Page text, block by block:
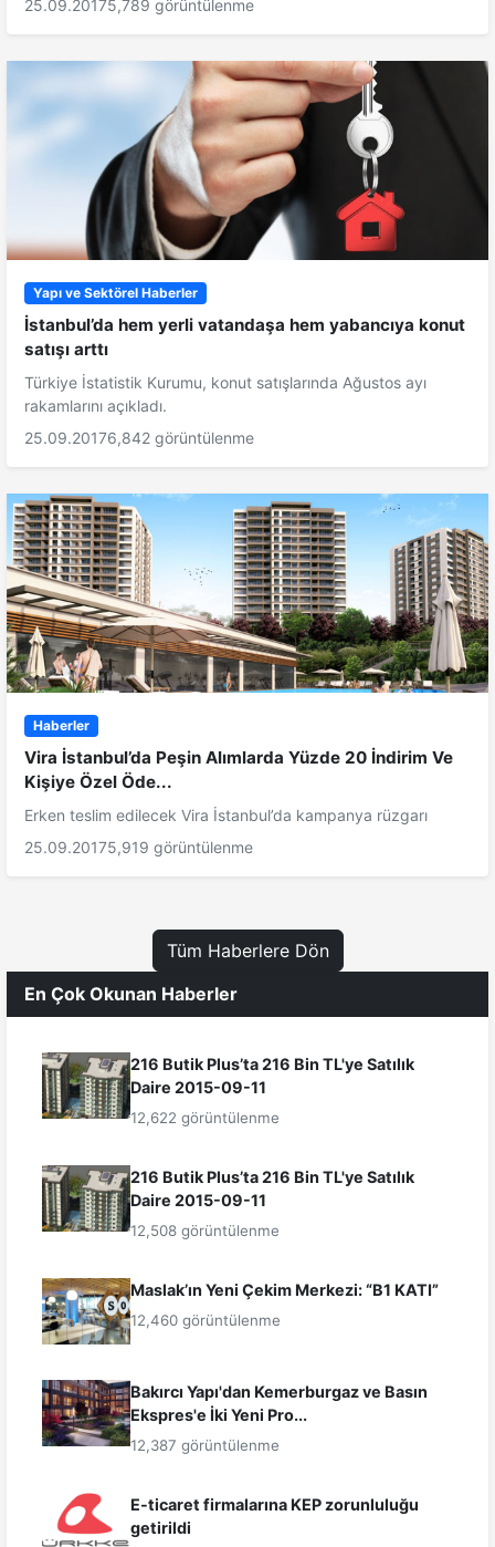
25.09.20175,789 görüntülenme
Yapı ve Sektörel Haberler
İstanbul’da hem yerli vatandaşa hem yabancıya konut
satışı arttı
Türkiye İstatistik Kurumu, konut satışlarında Ağustos ayı
rakamlarını açıkladı.
25.09.20176,842 görüntülenme
Haberler
Vira İstanbul’da Peşin Alımlarda Yüzde 20 İndirim Ve
Kişiye Özel Öde...
Erken teslim edilecek Vira İstanbul’da kampanya rüzgarı
25.09.20175,919 görüntülenme
Tüm Haberlere Dön
En Çok Okunan Haberler
216 Butik Plus’ta 216 Bin TL'ye Satılık
Daire 2015-09-11
12,622 görüntülenme
216 Butik Plus’ta 216 Bin TL'ye Satılık
Daire 2015-09-11
12,508 görüntülenme
Maslak’ın Yeni Çekim Merkezi: “B1 KATI”
12,460 görüntülenme
Bakırcı Yapı'dan Kemerburgaz ve Basın
Ekspres'e İki Yeni Pro...
12,387 görüntülenme
E-ticaret firmalarına KEP zorunluluğu
getirildi